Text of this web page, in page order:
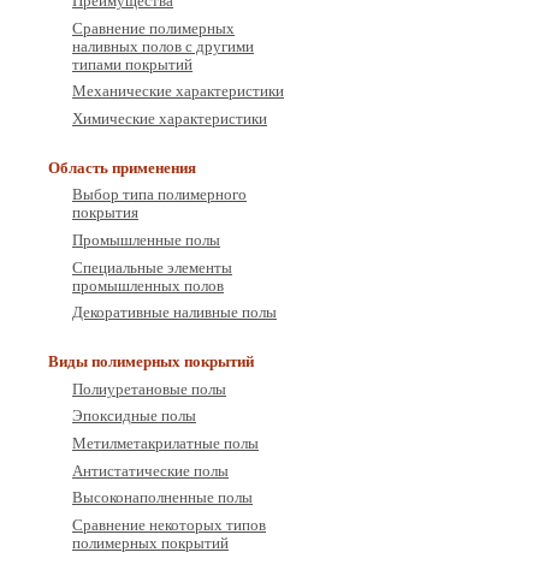
Сравнение полимерных
наливных полов с другими
типами покрытий
Механические характеристики
Химические характеристики
Область применения
Выбор типа полимерного
покрытия
Промышленные полы
Специальные элементы
промышленных полов
Декоративные наливные полы
Виды полимерных покрытий
Полиуретановые полы
Эпоксидные полы
Метилметакрилатные полы
Антистатические полы
Высоконаполненные полы
Сравнение некоторых типов
полимерных покрытий